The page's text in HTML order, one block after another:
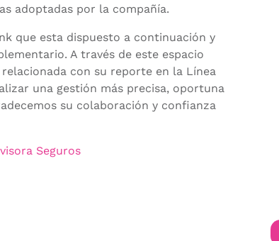
adoptadas por la compañía.
que esta dispuesto a continuación y
A través de este espacio
con su reporte en la Línea
una gestión más precisa, oportuna
su colaboración y confianza
Seguros